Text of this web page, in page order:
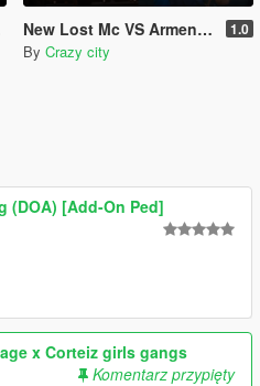
New Lost Mc VS Armenian Mob Eclipse Scenario [YMT] 1.0
By Crazy city
(DOA) [Add-On Ped]
x Corteiz girls gangs
Komentarz przypięty